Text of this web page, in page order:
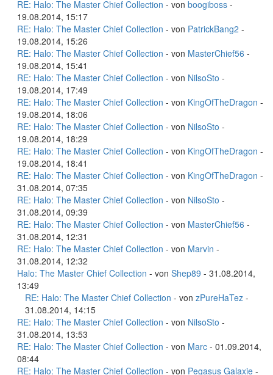
RE: Halo: The Master Chief Collection - von boogiboss -
19.08.2014, 15:17
RE: Halo: The Master Chief Collection - von PatrickBang2 -
19.08.2014, 15:26
RE: Halo: The Master Chief Collection - von MasterChief56 -
19.08.2014, 15:41
RE: Halo: The Master Chief Collection - von NilsoSto -
19.08.2014, 17:49
RE: Halo: The Master Chief Collection - von KingOfTheDragon -
19.08.2014, 18:06
RE: Halo: The Master Chief Collection - von NilsoSto -
19.08.2014, 18:29
RE: Halo: The Master Chief Collection - von KingOfTheDragon -
19.08.2014, 18:41
RE: Halo: The Master Chief Collection - von KingOfTheDragon -
31.08.2014, 07:35
RE: Halo: The Master Chief Collection - von NilsoSto -
31.08.2014, 09:39
RE: Halo: The Master Chief Collection - von MasterChief56 -
31.08.2014, 12:31
RE: Halo: The Master Chief Collection - von Marvin -
31.08.2014, 12:32
Halo: The Master Chief Collection - von Shep89 - 31.08.2014,
13:49
RE: Halo: The Master Chief Collection - von zPureHaTez -
31.08.2014, 14:15
RE: Halo: The Master Chief Collection - von NilsoSto -
31.08.2014, 13:53
RE: Halo: The Master Chief Collection - von Marc - 01.09.2014,
08:44
RE: Halo: The Master Chief Collection - von Pegasus Galaxie -